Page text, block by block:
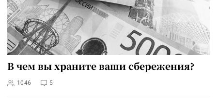
В чем вы храните ваши сбережения?
1046 5